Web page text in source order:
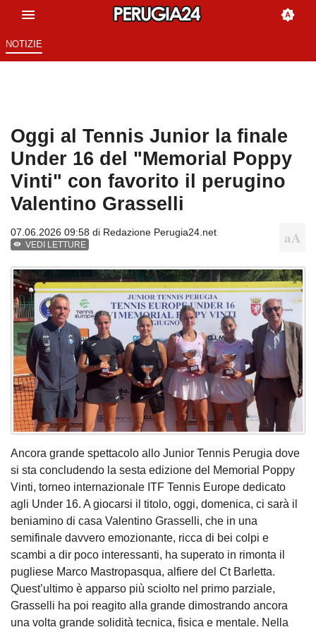
NOTIZIE
Oggi al Tennis Junior la finale
Under 16 del "Memorial Poppy
Vinti" con favorito il perugino
Valentino Grasselli
07.06.2026 09:58 di Redazione Perugia24.net
VEDI LETTURE
Ancora grande spettacolo allo Junior Tennis Perugia dove
si sta concludendo la sesta edizione del Memorial Poppy
Vinti, torneo internazionale ITF Tennis Europe dedicato
agli Under 16. A giocarsi il titolo, oggi, domenica, ci sarà il
beniamino di casa Valentino Grasselli, che in una
semifinale davvero emozionante, ricca di bei colpi e
scambi a dir poco interessanti, ha superato in rimonta il
pugliese Marco Mastropasqua, alfiere del Ct Barletta.
Quest’ultimo è apparso più sciolto nel primo parziale,
Grasselli ha poi reagito alla grande dimostrando ancora
una volta grande solidità tecnica, fisica e mentale. Nella